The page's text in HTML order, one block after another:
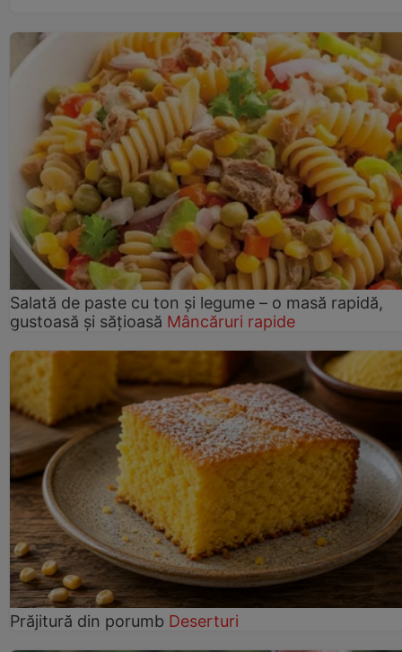
Salată de paste cu ton și legume – o masă rapidă,
gustoasă și sățioasă Mâncăruri rapide
Prăjitură din porumb Deserturi